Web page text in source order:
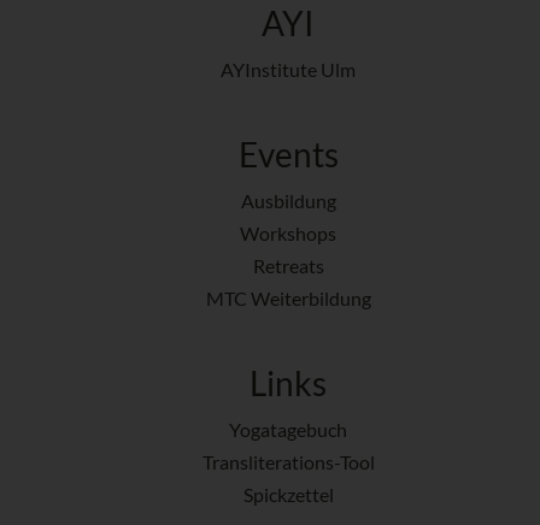
AYI
AYInstitute Ulm
Events
Ausbildung
Workshops
Retreats
MTC Weiterbildung
Links
Yogatagebuch
Transliterations-Tool
Spickzettel